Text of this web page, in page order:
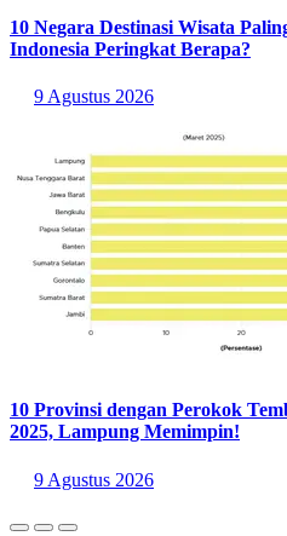
10 Negara Destinasi Wisata
Indonesia Peringkat Berapa?
9 Agustus 2026
10 Provinsi dengan Perokok
2025, Lampung Memimpin!
9 Agustus 2026